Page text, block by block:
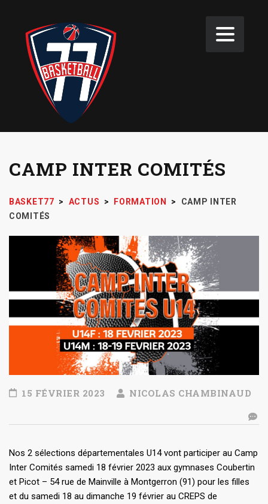
CAMP INTER COMITÉS
BASKET77 > ACTUS > FORMATION >
CAMP INTER
COMITÉS
15 FÉVRIER 2023 NICOLAS CHAMBINAUD
Nos 2 sélections départementales U14 vont participer au Camp
Inter Comités samedi 18 février 2023 aux gymnases Coubertin
et Picot – 54 rue de Mainville à Montgerron (91) pour les filles
et du samedi 18 au dimanche 19 février au CREPS de